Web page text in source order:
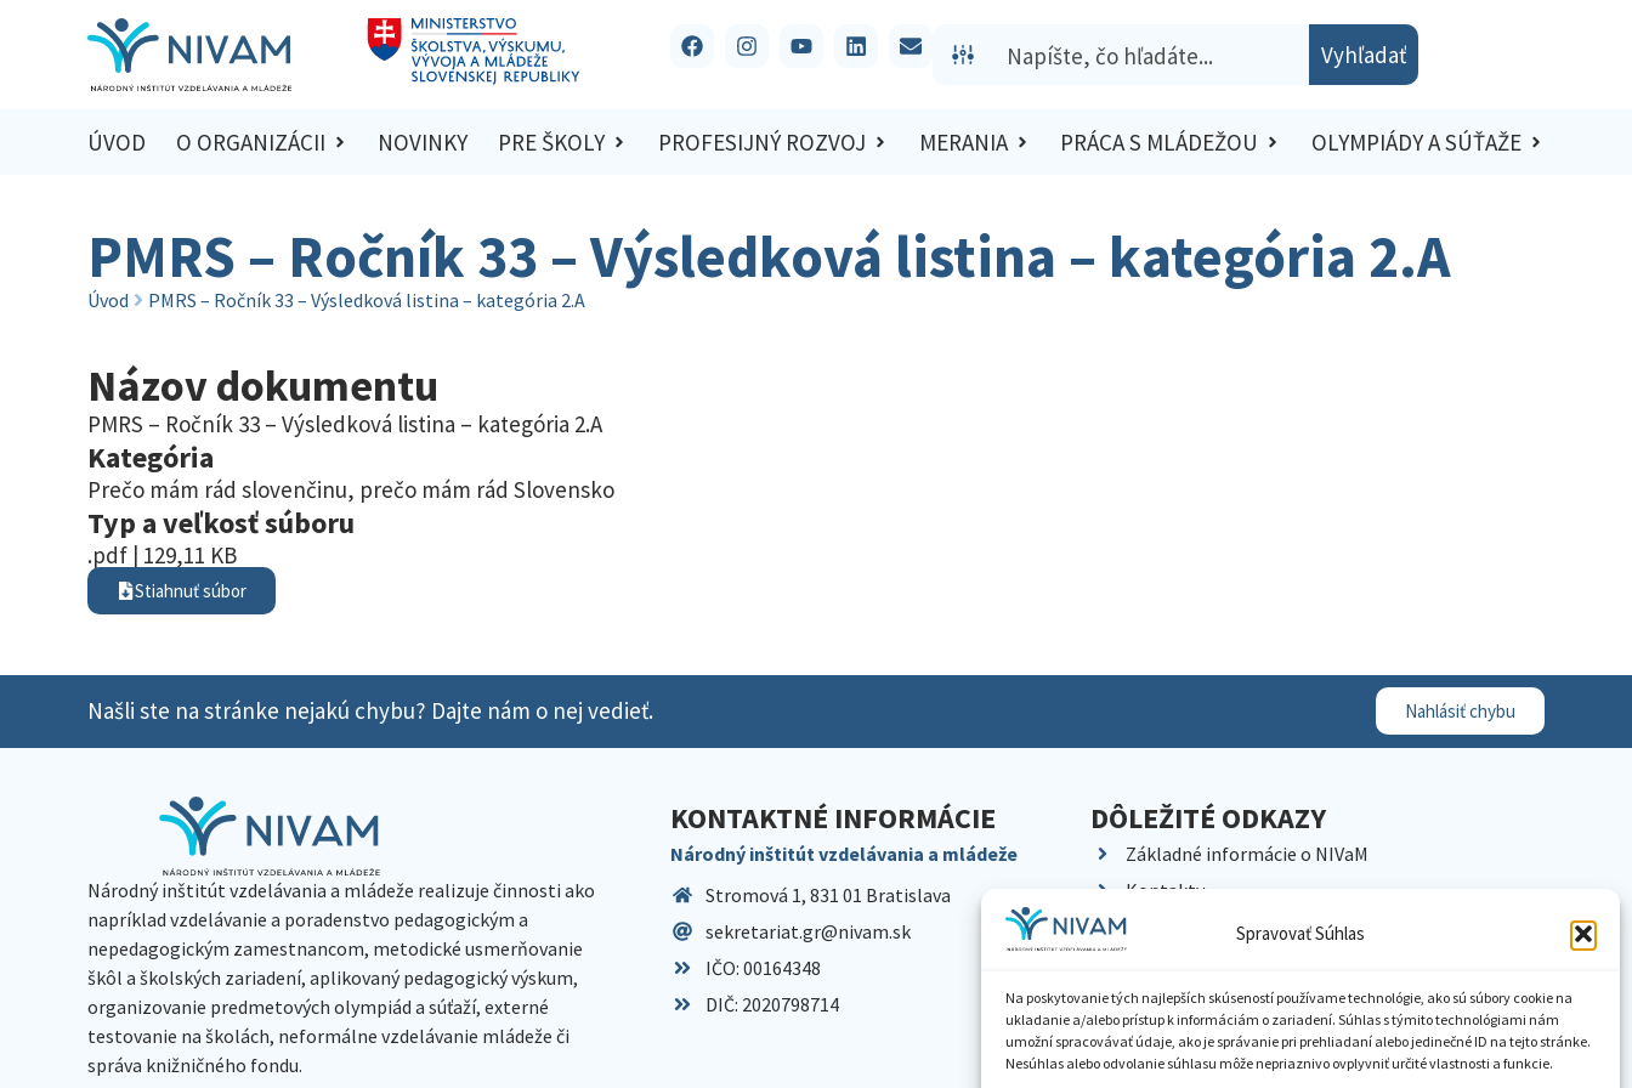
Spravovať Súhlas
Na poskytovanie tých najlepších skúseností používame technológie, ako sú súbory cookie na
ukladanie a/alebo prístup k informáciám o zariadení. Súhlas s týmito technológiami nám
umožní spracovávať údaje, ako je správanie pri prehliadaní alebo jedinečné ID na tejto stránke.
Nesúhlas alebo odvolanie súhlasu môže nepriaznivo ovplyvniť určité vlastnosti a funkcie.
Vyhľadať
ÚVOD O ORGANIZÁCII NOVINKY PRE ŠKOLY PROFESIJNÝ ROZVOJ MERANIA PRÁCA S MLÁDEŽOU OLYMPIÁDY A SÚŤAŽE
PMRS – Ročník 33 – Výsledková listina – kategória 2.A
Úvod PMRS – Ročník 33 – Výsledková listina – kategória 2.A
Názov dokumentu
PMRS – Ročník 33 – Výsledková listina – kategória 2.A
Kategória
Prečo mám rád slovenčinu, prečo mám rád Slovensko
Typ a veľkosť súboru
.pdf | 129,11 KB
Stiahnuť súbor
Našli ste na stránke nejakú chybu? Dajte nám o nej vedieť. Nahlásiť chybu
Národný inštitút vzdelávania a mládeže realizuje činnosti ako
napríklad vzdelávanie a poradenstvo pedagogickým a
nepedagogickým zamestnancom, metodické usmerňovanie
škôl a školských zariadení, aplikovaný pedagogický výskum,
organizovanie predmetových olympiád a súťaží, externé
testovanie na školách, neformálne vzdelávanie mládeže či
správa knižničného fondu.
KONTAKTNÉ INFORMÁCIE
Národný inštitút vzdelávania a mládeže
Stromová 1, 831 01 Bratislava
sekretariat.gr@nivam.sk
IČO: 00164348
DIČ: 2020798714
DÔLEŽITÉ ODKAZY
Základné informácie o NIVaM
Kontakty
Kariéra
Pracoviská NIVaM
Dokumenty inštitúcie
Knižnica